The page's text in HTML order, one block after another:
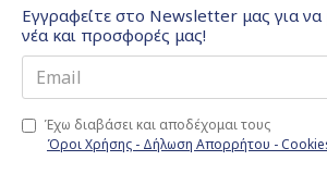
Εγγραφείτε στο Newsletter μας για να
νέα και προσφορές μας!
Έχω διαβάσει και αποδέχομαι τους
Όροι Χρήσης - Δήλωση Απορρήτου -